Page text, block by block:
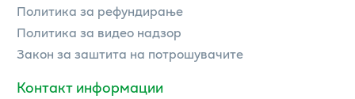
Политика за рефундирање
Политика за видео надзор
Закон за заштита на потрошувачите
Контакт информации